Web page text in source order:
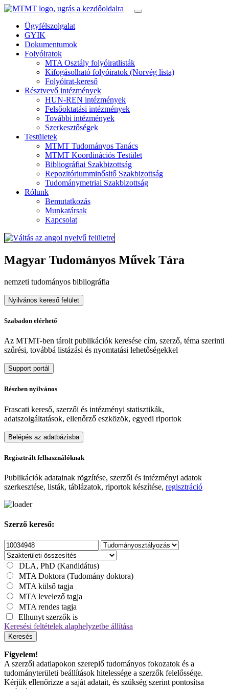
Ügyfélszolgalat
GYIK
Dokumentumok
Folyóiratok
MTA Osztály folyóiratlisták
Kifogásolható folyóiratok (Norvég lista)
Folyóirat-kereső
Résztvevő intézmények
HUN-REN intézmények
Felsőoktatási intézmények
További intézmények
Szerkesztőségek
Testületek
MTMT Tudományos Tanács
MTMT Koordinációs Testület
Bibliográfiai Szakbizottság
Repozitóriumminősitő Szakbizottság
Tudománymetriai Szakbizottság
Rólunk
Bemutatkozás
Munkatársak
Kapcsolat
Magyar Tudományos Művek Tára
nemzeti tudományos bibliográfia
Nyilvános kereső felület
Szabadon elérhető
Az MTMT-ben tárolt publikációk keresése cím, szerző, téma szerinti
szűrési, továbbá listázási és nyomtatási lehetőségekkel
Support portál
Részben nyilvános
Frascati kereső, szerzői és intézményi statisztikák,
adatszolgáltatások, ellenőrző eszközök, egyedi riportok
Belépés az adatbázisba
Regisztrált felhasználóknak
Publikációk adatainak rögzítése, szerzői és intézményi adatok
szerkesztése, listák, táblázatok, riportok készítése, regisztráció
Szerző kereső:
DLA, PhD (Kandidátus)
MTA Doktora (Tudomány doktora)
MTA külső tagja
MTA levelező tagja
MTA rendes tagja
Elhunyt szerzők is
Keresési feltételek alaphelyzetbe állítása
Keresés
Figyelem!
A szerzői adatlapokon szereplő tudományos fokozatok és a
tudományterületi beállítások hitelessége a szerzők felelőssége.
Kérjük ellenőrizze a saját adatait, és szükség szerint pontosítsa